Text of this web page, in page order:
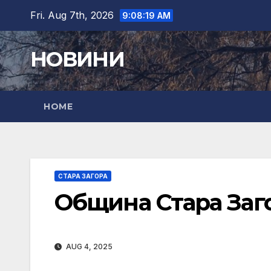
content
Fri. Aug 7th, 2026 9:08:20 AM
НОВИНИ
HOME
СТАРА ЗАГОРА
Община Стара
AUG 4, 2025